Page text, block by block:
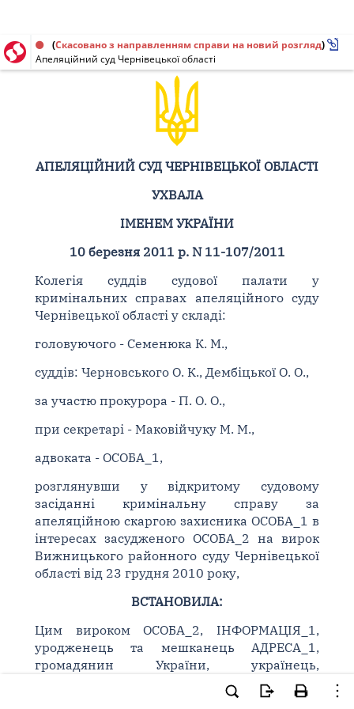
Ухвала від 10.03.2011 № 11-107/2011
(Скасовано з направленням справи на новий розгляд)
Апеляційний суд Чернівецької області
АПЕЛЯЦІЙНИЙ СУД ЧЕРНІВЕЦЬКОЇ ОБЛАСТІ
УХВАЛА
ІМЕНЕМ УКРАЇНИ
10 березня 2011 р. N 11-107/2011
Колегія суддів судової палати у
кримінальних справах апеляційного суду
Чернівецької області у складі:
головуючого - Семенюка К. М.,
суддів: Черновського О. К., Дембіцької О. О.,
за участю прокурора - П. О. О.,
при секретарі - Маковійчуку М. М.,
адвоката - ОСОБА_1,
розглянувши у відкритому судовому
засіданні кримінальну справу за
апеляційною скаргою захисника ОСОБА_1 в
інтересах засудженого ОСОБА_2 на вирок
Вижницького районного суду Чернівецької
області від 23 грудня 2010 року,
ВСТАНОВИЛА:
Цим вироком ОСОБА_2, ІНФОРМАЦІЯ_1,
уродженець та мешканець АДРЕСА_1,
громадянин України, українець,
непрацюючий, на період вчинення
злочинів працював фінансовим